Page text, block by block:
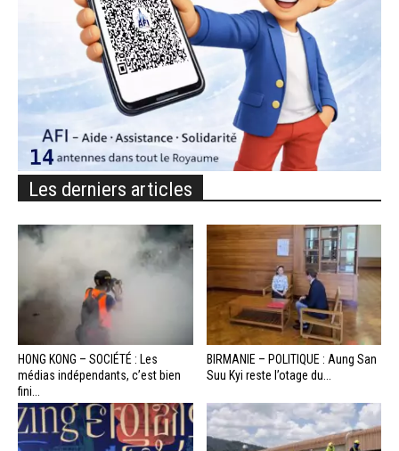
Les derniers articles
HONG KONG – SOCIÉTÉ : Les
médias indépendants, c’est bien
fini...
BIRMANIE – POLITIQUE : Aung San
Suu Kyi reste l’otage du...